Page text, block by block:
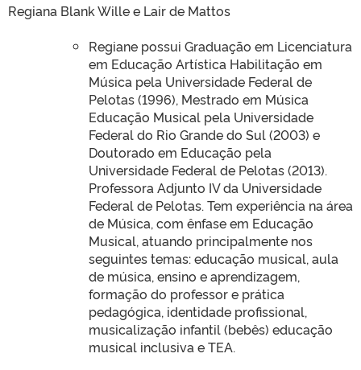
Regiana Blank Wille e Lair de Mattos
Regiane possui Graduação em Licenciatura
em Educação Artística Habilitação em
Música pela Universidade Federal de
Pelotas (1996), Mestrado em Música
Educação Musical pela Universidade
Federal do Rio Grande do Sul (2003) e
Doutorado em Educação pela
Universidade Federal de Pelotas (2013).
Professora Adjunto IV da Universidade
Federal de Pelotas. Tem experiência na área
de Música, com ênfase em Educação
Musical, atuando principalmente nos
seguintes temas: educação musical, aula
de música, ensino e aprendizagem,
formação do professor e prática
pedagógica, identidade profissional,
musicalização infantil (bebês) educação
musical inclusiva e TEA.